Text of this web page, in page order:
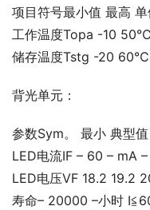
项目符号最小值 最高
工作温度Topa -10 50℃
储存温度Tstg -20 60℃
背光单元：
参数Sym。 最小 典型
LED电流IF – 60 – mA –
LED电压VF 18.2 19.2
寿命– 20000 –小时